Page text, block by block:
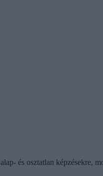
alap- és osztatlan képzésekre,